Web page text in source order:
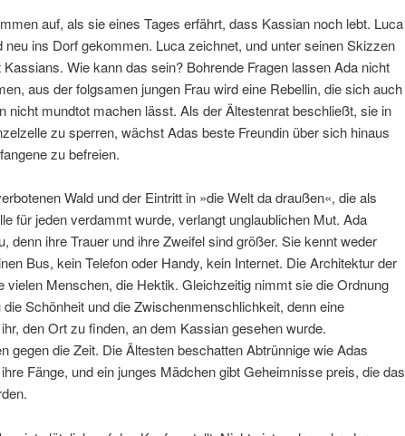
auf, als sie eines Tages erfährt, dass Kassian noch lebt. Luca
neu ins Dorf gekommen. Luca zeichnet, und unter seinen Skizzen
Wie kann das sein? Bohrende Fragen lassen Ada nicht
aus der folgsamen jungen Frau wird eine Rebellin, die sich auch
nicht mundtot machen lässt. Als der Ältestenrat beschließt, sie in
zu sperren, wächst Adas beste Freundin über sich hinaus
zu befreien.
Wald und der Eintritt in »die Welt da draußen«, die als
für jeden verdammt wurde, verlangt unglaublichen Mut. Ada
denn ihre Trauer und ihre Zweifel sind größer. Sie kennt weder
Bus, kein Telefon oder Handy, kein Internet. Die Architektur der
vielen Menschen, die Hektik. Gleichzeitig nimmt sie die Ordnung
Schönheit und die Zwischenmenschlichkeit, denn eine
den Ort zu finden, an dem Kassian gesehen wurde.
gegen die Zeit. Die Ältesten beschatten Abtrünnige wie Adas
Fänge, und ein junges Mädchen gibt Geheimnisse preis, die das